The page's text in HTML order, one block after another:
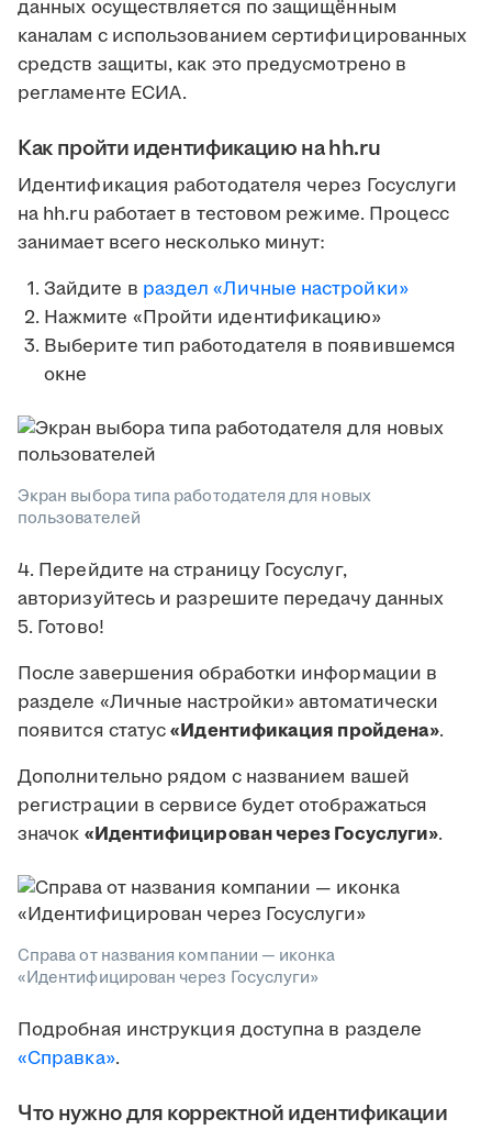
данных осуществляется по защищённым
каналам с использованием сертифицированных
средств защиты, как это предусмотрено в
регламенте ЕСИА.
Как пройти идентификацию на hh.ru
Идентификация работодателя через Госуслуги
на hh.ru работает в тестовом режиме. Процесс
занимает всего несколько минут:
Зайдите в раздел «Личные настройки»
Нажмите «Пройти идентификацию»
Выберите тип работодателя в появившемся
окне
Экран выбора типа работодателя для новых
пользователей
4. Перейдите на страницу Госуслуг,
авторизуйтесь и разрешите передачу данных
5. Готово!
После завершения обработки информации в
разделе «Личные настройки» автоматически
появится статус«Идентификация пройдена».
Дополнительно рядом с названием вашей
регистрации в сервисе будет отображаться
значок «Идентифицирован через Госуслуги».
Справа от названия компании — иконка
«Идентифицирован через Госуслуги»
Подробная инструкция доступна в разделе
«Справка».
Что нужно для корректной идентификации